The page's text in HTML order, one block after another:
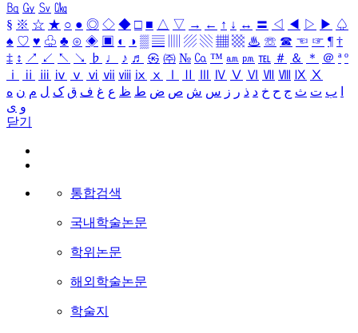
㏃ ㏉ ㏜ ㏆
§ ※ ☆ ★ ○ ● ◎ ◇ ◆ □ ■ △ ▽ → ← ↑ ↓ ↔ 〓 ◁ ◀ ▷ ▶ ♤
♠ ♡ ♥ ♧ ♣ ⊙ ◈ ▣ ◐ ◑ ▒ ▤ ▨ ▧ ▦ ▩ ♨ ☏ ☎ ☜ ☞ ¶ †
‡ ↕ ↗ ↙ ↖ ↘ ♭ ♩ ♪ ♬ ㉿ ㈜ № ㏇ ™ ㏂ ㏘ ℡ ＃ ＆ ＊ ＠ ª º
ⅰ
ⅱ ⅲ ⅳ ⅴ ⅵ ⅶ ⅷ ⅸ ⅹ Ⅳ Ⅴ Ⅵ Ⅶ Ⅷ Ⅸ Ⅹ
ب ت ث ج ح خ د ذ ر ز س ش ص ض ط ظ ع غ ف ق ک ل م ن ه
و ی
닫기
통합검색
국내학술논문
학위논문
해외학술논문
학술지